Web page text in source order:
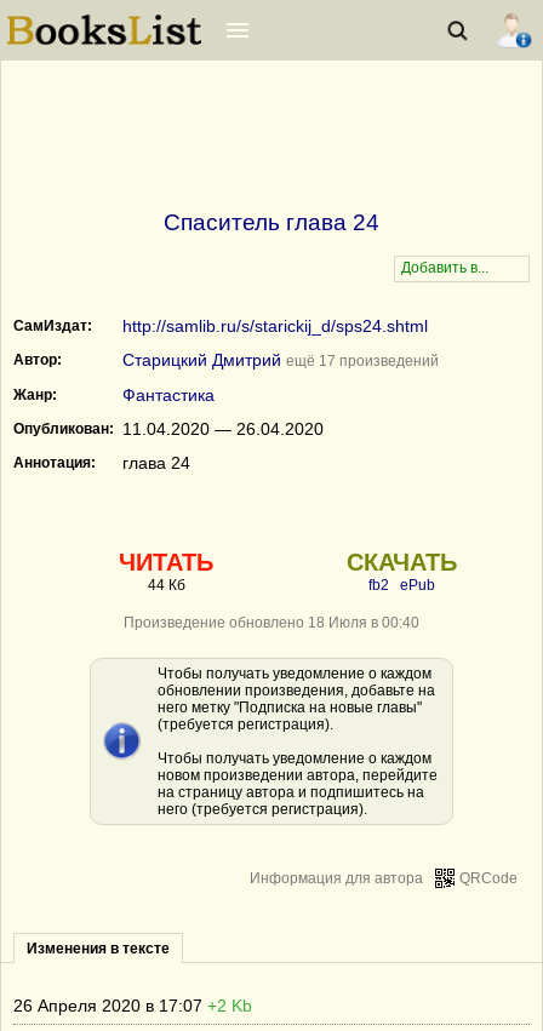
Спаситель глава 24
СамИздат: http://samlib.ru/s/starickij_d/sps24.shtml
Автор: Старицкий Дмитрий ещё 17 произведений
Жанр:
Фантастика
Опубликован: 11.04.2020 — 26.04.2020
Аннотация: глава 24
ЧИТАТЬ
44 Кб
СКАЧАТЬ
fb2 ePub
Произведение обновлено 18 Июля в 00:40
Чтобы получать уведомление о каждом
обновлении произведения, добавьте на
него метку "Подписка на новые главы"
(требуется регистрация).
Чтобы получать уведомление о каждом
новом произведении автора, перейдите
на страницу автора и подпишитесь на
него (требуется регистрация).
QRCode
Информация для автора
Изменения в тексте
26 Апреля 2020 в 17:07 +2 Kb